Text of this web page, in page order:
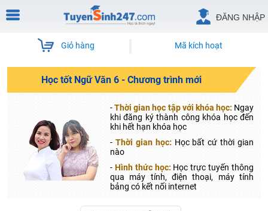
ĐĂNG NHẬP
Giỏ hàng Mã kích hoạt
Học tốt Ngữ Văn 6 - Chương trình mới
-Thời gian học tập với khóa học: Ngay
khi đăng ký thành công khóa học đến
khi hết hạn khóa học
- Thời gian học: Học bất cứ thời gian
nào
- Hình thức học: Học trực tuyến thông
qua máy tính, điện thoại, máy tính
bảng có kết nối internet